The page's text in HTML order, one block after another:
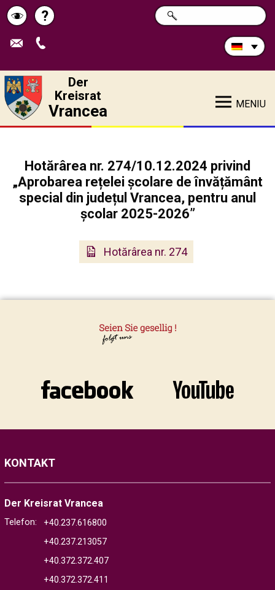
Schimbă
contrastul
Pagina
de
?
Durchsuchen
Sie
SUCHE
Der
Kreisrat
Vrancea MENIU
Hotărârea nr. 274/10.12.2024 privind
„Aprobarea rețelei școlare de învățământ
special din județul Vrancea, pentru anul
școlar 2025-2026”
Hotărârea nr. 274
KONTAKT
Der Kreisrat Vrancea
Telefon:
+40.237.616800
+40.237.213057
+40.372.372.407
+40.372.372.411